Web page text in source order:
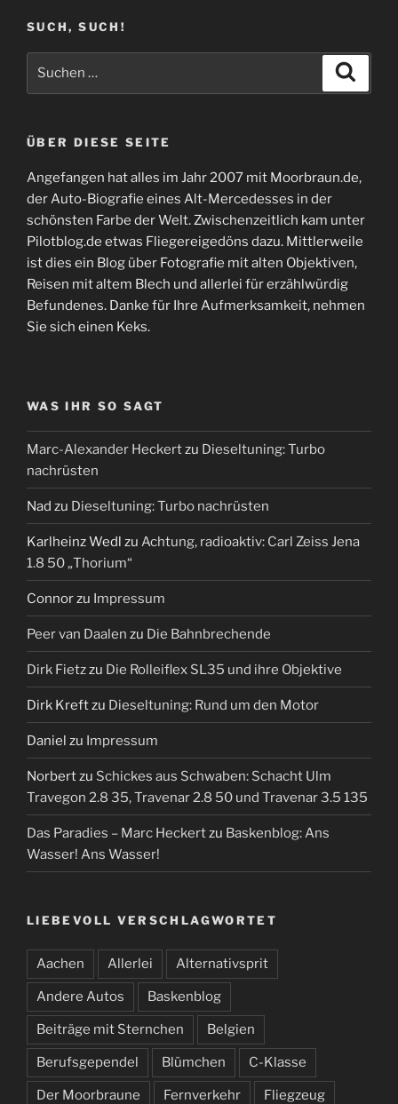
SUCH, SUCH!
ÜBER DIESE SEITE
Angefangen hat alles im Jahr 2007 mit Moorbraun.de,
der Auto-Biografie eines Alt-Mercedesses in der
schönsten Farbe der Welt. Zwischenzeitlich kam unter
Pilotblog.de etwas Fliegereigedöns dazu. Mittlerweile
ist dies ein Blog über Fotografie mit alten Objektiven,
Reisen mit altem Blech und allerlei für erzählwürdig
Befundenes. Danke für Ihre Aufmerksamkeit, nehmen
Sie sich einen Keks.
WAS IHR SO SAGT
Marc-Alexander Heckertzu Dieseltuning: Turbo
nachrüsten
Nad zu Dieseltuning: Turbo nachrüsten
Karlheinz Wedl zu Achtung, radioaktiv: Carl Zeiss Jena
1.8 50 „Thorium“
Connorzu Impressum
Peer van Daalen zu Die Bahnbrechende
Dirk Fietzzu Die Rolleiflex SL35 und ihre Objektive
Dirk Kreftzu Dieseltuning: Rund um den Motor
Daniel zu Impressum
Norbertzu Schickes aus Schwaben: Schacht Ulm
Travegon 2.8 35, Travenar 2.8 50 und Travenar 3.5 135
Das Paradies – Marc Heckertzu Baskenblog: Ans
Wasser! Ans Wasser!
LIEBEVOLL VERSCHLAGWORTET
Aachen Allerlei Alternativsprit
Andere Autos Baskenblog
Beiträge mit Sternchen Belgien
Berufsgependel Blümchen C-Klasse
Der Moorbraune Fernverkehr Fliegzeug